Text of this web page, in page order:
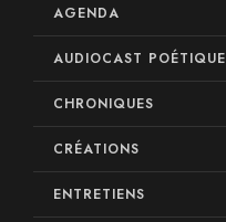
AGENDA
AUDIOCAST POÉTIQUE
CHRONIQUES
CRÉATIONS
ENTRETIENS